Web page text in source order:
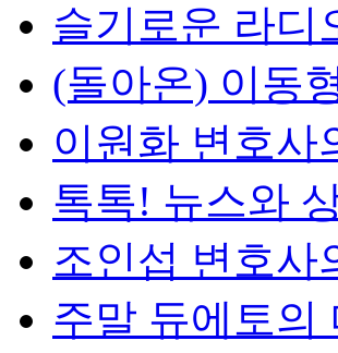
슬기로운 라디
(돌아온) 이동
이원화 변호사
톡톡! 뉴스와
조인섭 변호사
주말 듀에토의